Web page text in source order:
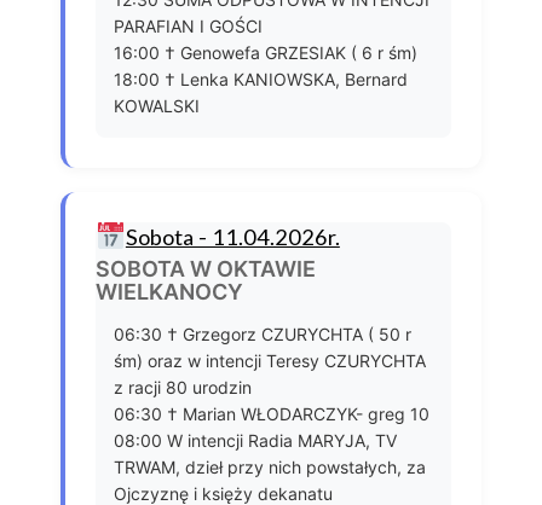
PARAFIAN I GOŚCI
16:00 † Genowefa GRZESIAK ( 6 r śm)
18:00 † Lenka KANIOWSKA, Bernard
KOWALSKI
Sobota - 11.04.2026r.
SOBOTA W OKTAWIE
WIELKANOCY
06:30 † Grzegorz CZURYCHTA ( 50 r
śm) oraz w intencji Teresy CZURYCHTA
z racji 80 urodzin
06:30 † Marian WŁODARCZYK- greg 10
08:00 W intencji Radia MARYJA, TV
TRWAM, dzieł przy nich powstałych, za
Ojczyznę i księży dekanatu